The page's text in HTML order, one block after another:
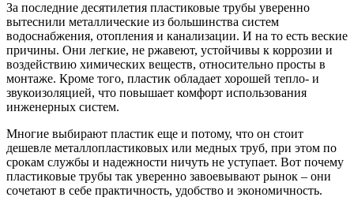
За последние десятилетия пластиковые трубы уверенно
вытеснили металлические из большинства систем
водоснабжения, отопления и канализации. И на то есть веские
причины. Они легкие, не ржавеют, устойчивы к коррозии и
воздействию химических веществ, относительно просты в
монтаже. Кроме того, пластик обладает хорошей тепло- и
звукоизоляцией, что повышает комфорт использования
инженерных систем.
Многие выбирают пластик еще и потому, что он стоит
дешевле металлопластиковых или медных труб, при этом по
срокам службы и надежности ничуть не уступает. Вот почему
пластиковые трубы так уверенно завоевывают рынок – они
сочетают в себе практичность, удобство и экономичность.